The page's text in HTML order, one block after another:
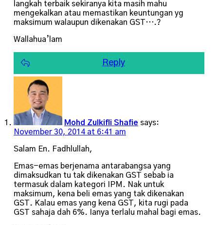
langkah terbaik sekiranya kita masih mahu
mengekalkan atau memastikan keuntungan yg
maksimum walaupun dikenakan GST….?
Wallahua’lam
Reply
Mohd Zulkifli Shafie says:
November 30, 2014 at 6:41 am
Salam En. Fadhlullah,
Emas-emas berjenama antarabangsa yang
dimaksudkan tu tak dikenakan GST sebab ia
termasuk dalam kategori IPM. Nak untuk
maksimum, kena beli emas yang tak dikenakan
GST. Kalau emas yang kena GST, kita rugi pada
GST sahaja dah 6%. Ianya terlalu mahal bagi emas.